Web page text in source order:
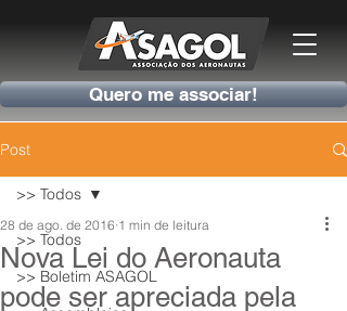
Quero me associar!
Post
>> Todos
>> Boletim ASAGOL
>> Todos
Nova Lei do Aeronauta
pode ser apreciada pela
28 de ago. de 2016 1 min de leitura